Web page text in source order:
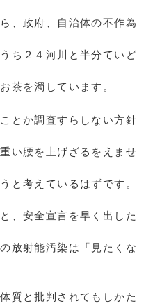
、政府、自治体の不作為
ち２４河川と半分ていど
茶を濁しています。
とか調査すらしない方針
い腰を上げざるをえませ
と考えているはずです。
、安全宣言を早く出した
放射能汚染は「見たくな
質と批判されてもしかた